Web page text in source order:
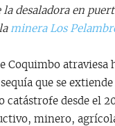
desaladora en
minera Los
atraviesa
que se
catástrofe desde el
minero,